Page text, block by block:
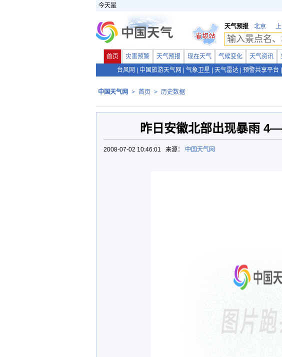
今天是
天气预报 北京
首页 灾害预警 天气预报 现在天气 气候变化 天气资讯
台风网
中国旅游天气网 气象卫星 天气雷达 预警共享平台
中国天气网 > 首页 > 历史数据
昨日安徽北部出现暴雨
2008-07-02 10:46:01 来源： 中国天气网